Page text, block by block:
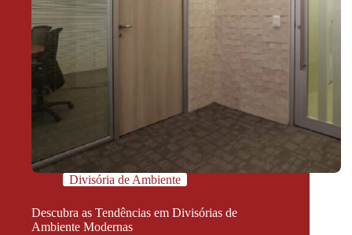
Divisória de Ambiente
Descubra as Tendências em Divisórias de
Ambiente Modernas